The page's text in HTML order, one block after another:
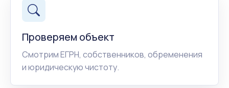
Проверяем объект
Смотрим ЕГРН, собственников, обременения
и юридическую чистоту.